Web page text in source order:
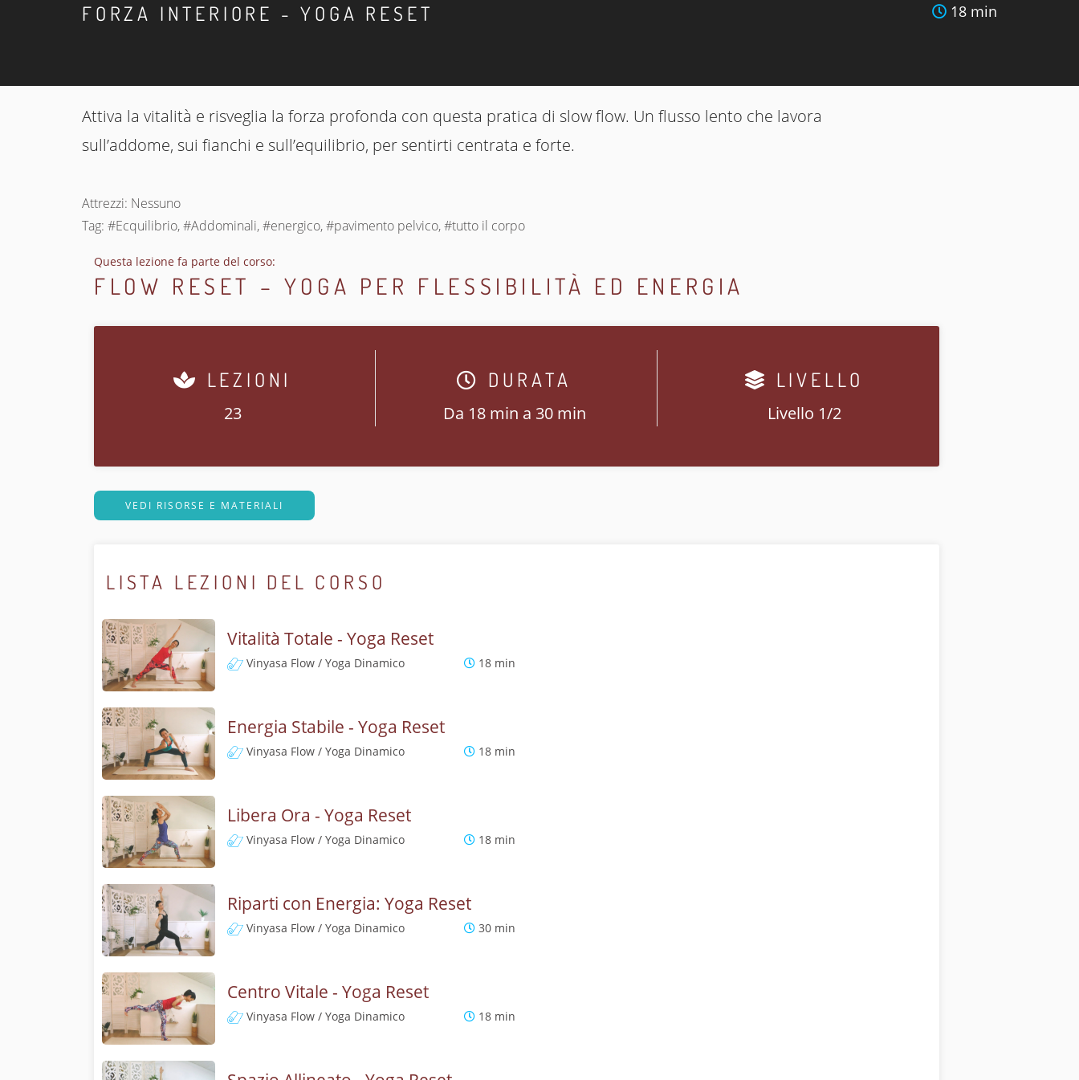
FORZA INTERIORE - YOGA RESET 18 min
Attiva la vitalità e risveglia la forza profonda con questa pratica di slow flow. Un flusso lento che lavora
sull’addome, sui fianchi e sull’equilibrio, per sentirti centrata e forte.
Attrezzi: Nessuno
Tag: #Ecquilibrio, #Addominali, #energico, #pavimento pelvico, #tutto il corpo
Questa lezione fa parte del corso:
FLOW RESET – YOGA PER FLESSIBILITÀ ED ENERGIA
LEZIONI
23
DURATA
Da 18 min a 30 min
LIVELLO
Livello 1/2
VEDI RISORSE E MATERIALI
LISTA LEZIONI DEL CORSO
Vitalità Totale - Yoga Reset
Vinyasa Flow / Yoga Dinamico 18 min
Energia Stabile - Yoga Reset
Vinyasa Flow / Yoga Dinamico 18 min
Libera Ora - Yoga Reset
Vinyasa Flow / Yoga Dinamico 18 min
Riparti con Energia: Yoga Reset
Vinyasa Flow / Yoga Dinamico 30 min
Centro Vitale - Yoga Reset
Vinyasa Flow / Yoga Dinamico 18 min